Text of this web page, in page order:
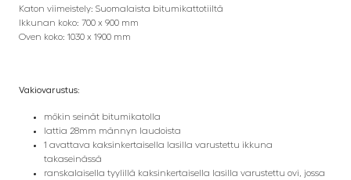
Katon viimeistely: Suomalaista bitumikattotiiltä
Ikkunan koko: 700 x 900 mm
Oven koko: 1030 x 1900 mm
Vakiovarustus:
mökin seinät bitumikatolla
lattia 28mm männyn laudoista
1 avattava kaksinkertaisella lasilla varustettu ikkuna
takaseinässä
ranskalaisella tyylillä kaksinkertaisella lasilla varustettu ovi, jossa